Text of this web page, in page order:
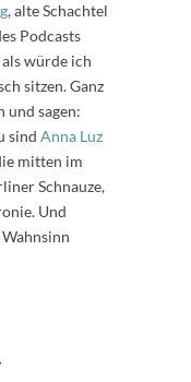
, alte Schachtel
Podcasts
würde ich
sitzen. Ganz
und sagen:
sind Anna Luz
mitten im
Schnauze,
Und